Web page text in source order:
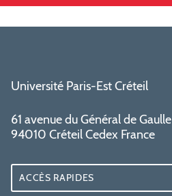
Université Paris-Est Créteil
61 avenue du Général de Gaulle
94010 Créteil Cedex France
ACCÈS RAPIDES